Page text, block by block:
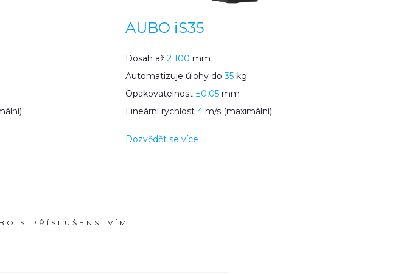
AUBO iS35
Dosah až 2 100 mm
Automatizuje úlohy do35kg
Opakovatelnost ±0,05mm
Lineární rychlost 4m/s (maximální)
Dozvědět se více
S PŘÍSLUŠENSTVÍM